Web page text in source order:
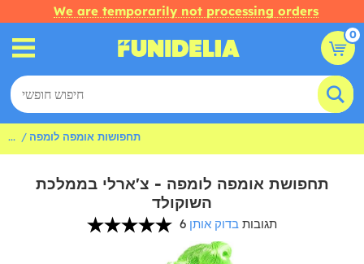
We are temporarily not processing orders
0
... תחפושות אומפה לומפה
תחפושת אומפה לומפה - צ'ארלי בממלכת
השוקולד
6 תגובות בדוק אותן